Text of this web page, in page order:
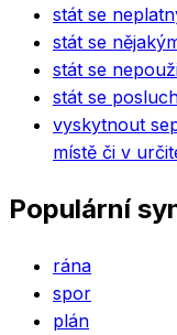
stát se
stát se
stát se
stát se
vyskytnout se
místě či v
Populární
rána
spor
plán